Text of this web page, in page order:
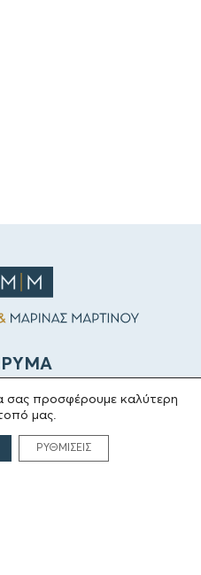
ΑΜΚΕ
σας προσφέρουμε καλύτερη
μας.
ΡΥΘΜΙΣΕΙΣ